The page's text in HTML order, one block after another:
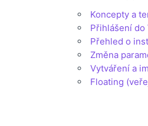
Koncepty a
Přihlášení do
Přehled o
Změna
Vytváření a
Floating